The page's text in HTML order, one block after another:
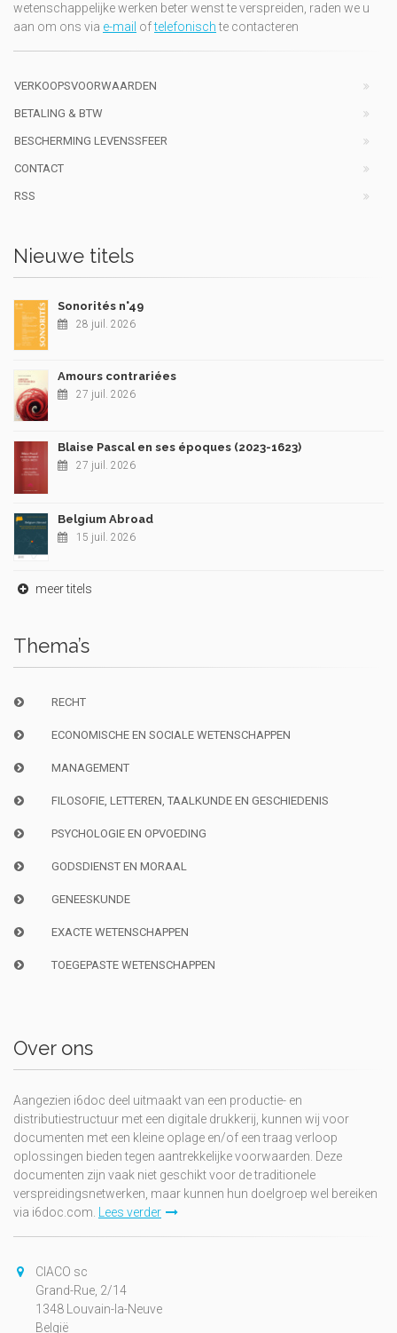
wetenschappelijke werken beter wenst te verspreiden, raden we u
aan om ons via e-mail oftelefonischte contacteren
VERKOOPSVOORWAARDEN
BETALING & BTW
BESCHERMING LEVENSSFEER
CONTACT
RSS
Nieuwe titels
Sonorités n°49
28 juil. 2026
Amours contrariées
27 juil. 2026
Blaise Pascal en ses époques (2023-1623)
27 juil. 2026
Belgium Abroad
15 juil. 2026
meer titels
Thema’s
RECHT
ECONOMISCHE EN SOCIALE WETENSCHAPPEN
MANAGEMENT
FILOSOFIE, LETTEREN, TAALKUNDE EN GESCHIEDENIS
PSYCHOLOGIE EN OPVOEDING
GODSDIENST EN MORAAL
GENEESKUNDE
EXACTE WETENSCHAPPEN
TOEGEPASTE WETENSCHAPPEN
Over ons
Aangezien i6doc deel uitmaakt van een productie- en
distributiestructuur met een digitale drukkerij, kunnen wij voor
documenten met een kleine oplage en/of een traag verloop
oplossingen bieden tegen aantrekkelijke voorwaarden. Deze
documenten zijn vaak niet geschikt voor de traditionele
verspreidingsnetwerken, maar kunnen hun doelgroep wel bereiken
via i6doc.com. Lees verder
CIACO sc
Grand-Rue, 2/14
1348 Louvain-la-Neuve
België